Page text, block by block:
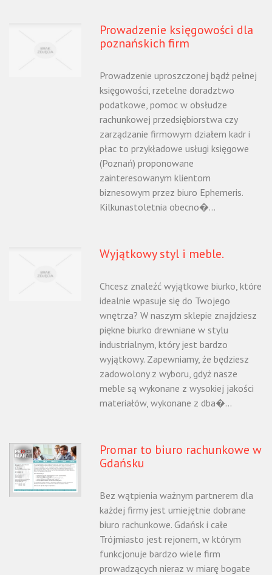
Prowadzenie księgowości dla
poznańskich firm
Prowadzenie uproszczonej bądź pełnej
księgowości, rzetelne doradztwo
podatkowe, pomoc w obsłudze
rachunkowej przedsiębiorstwa czy
zarządzanie firmowym działem kadr i
płac to przykładowe usługi księgowe
(Poznań) proponowane
zainteresowanym klientom
biznesowym przez biuro Ephemeris.
Kilkunastoletnia obecno�...
Wyjątkowy styl i meble.
Chcesz znaleźć wyjątkowe biurko, które
idealnie wpasuje się do Twojego
wnętrza? W naszym sklepie znajdziesz
piękne biurko drewniane w stylu
industrialnym, który jest bardzo
wyjątkowy. Zapewniamy, że będziesz
zadowolony z wyboru, gdyż nasze
meble są wykonane z wysokiej jakości
materiałów, wykonane z dba�...
Promar to biuro rachunkowe w
Gdańsku
Bez wątpienia ważnym partnerem dla
każdej firmy jest umiejętnie dobrane
biuro rachunkowe. Gdańsk i całe
Trójmiasto jest rejonem, w którym
funkcjonuje bardzo wiele firm
prowadzących nieraz w miarę bogate